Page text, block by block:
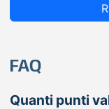
FAQ
Quanti punti